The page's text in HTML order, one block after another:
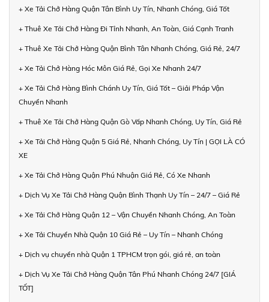
+ Xe Tải Chở Hàng Quận Tân Bình Uy Tín, Nhanh Chóng, Giá Tốt
+ Thuê Xe Tải Chở Hàng Đi Tỉnh Nhanh, An Toàn, Giá Cạnh Tranh
+ Thuê Xe Tải Chở Hàng Quận Bình Tân Nhanh Chóng, Giá Rẻ, 24/7
+ Xe Tải Chở Hàng Hóc Môn Giá Rẻ, Gọi Xe Nhanh 24/7
+ Xe Tải Chở Hàng Bình Chánh Uy Tín, Giá Tốt – Giải Pháp Vận
Chuyển Nhanh
+ Thuê Xe Tải Chở Hàng Quận Gò Vấp Nhanh Chóng, Uy Tín, Giá Rẻ
+ Xe Tải Chở Hàng Quận 5 Giá Rẻ, Nhanh Chóng, Uy Tín | GỌI LÀ CÓ
XE
+ Xe Tải Chở Hàng Quận Phú Nhuận Giá Rẻ, Có Xe Nhanh
+ Dịch Vụ Xe Tải Chở Hàng Quận Bình Thạnh Uy Tín – 24/7 – Giá Rẻ
+ Xe Tải Chở Hàng Quận 12 – Vận Chuyển Nhanh Chóng, An Toàn
+ Xe Tải Chuyển Nhà Quận 10 Giá Rẻ – Uy Tín – Nhanh Chóng
+ Dịch vụ chuyển nhà Quận 1 TPHCM trọn gói, giá rẻ, an toàn
+ Dịch Vụ Xe Tải Chở Hàng Quận Tân Phú Nhanh Chóng 24/7 [GIÁ
TỐT]